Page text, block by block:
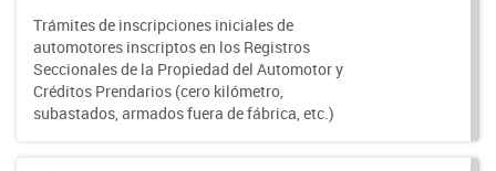
Trámites de inscripciones iniciales de
automotores inscriptos en los Registros
Seccionales de la Propiedad del Automotor y
Créditos Prendarios (cero kilómetro,
subastados, armados fuera de fábrica, etc.)